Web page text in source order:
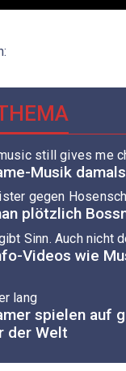
still gives me
Musik
gegen
plötzlich
Sinn. Auch nicht
Videos wie
lang
spielen auf
der Welt